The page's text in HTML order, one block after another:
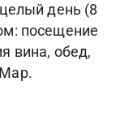
день (8
посещение
вина, обед,